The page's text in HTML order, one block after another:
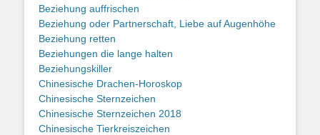
Beziehung auffrischen
Beziehung oder Partnerschaft, Liebe auf Augenhöhe
Beziehung retten
Beziehungen die lange halten
Beziehungskiller
Chinesische Drachen-Horoskop
Chinesische Sternzeichen
Chinesische Sternzeichen 2018
Chinesische Tierkreiszeichen